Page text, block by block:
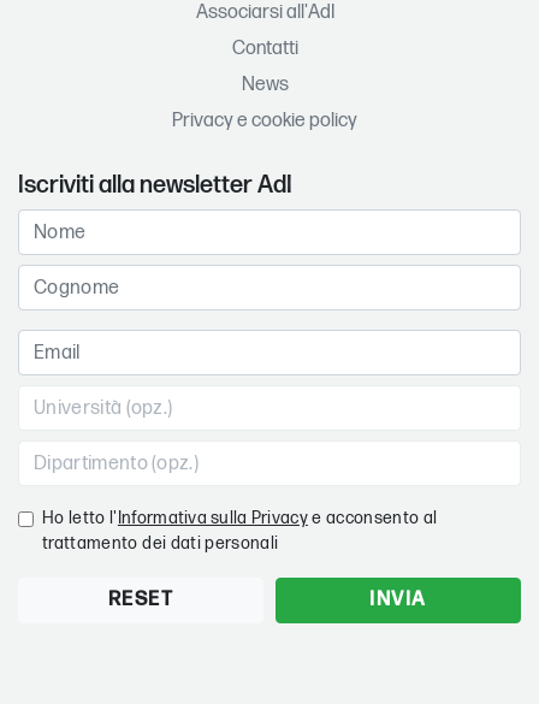
Associarsi all'AdI
Contatti
News
Privacy e cookie policy
Iscriviti alla newsletter AdI
Ho letto l'Informativa sulla Privacye acconsento al
trattamento dei dati personali
RESET INVIA